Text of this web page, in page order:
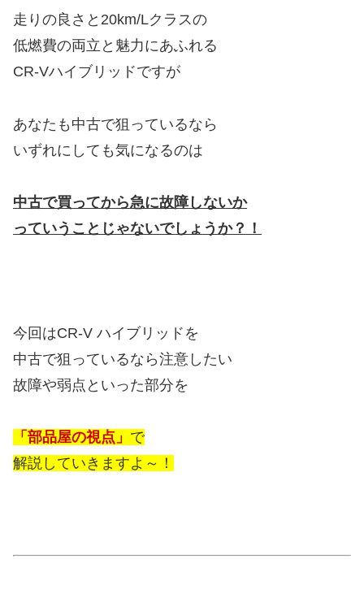
走りの良さと20km/Lクラスの
低燃費の両立と魅力にあふれる
CR-Vハイブリッドですが
あなたも中古で狙っているなら
いずれにしても気になるのは
中古で買ってから急に故障しないか
っていうことじゃないでしょうか？！
今回はCR-V ハイブリッドを
中古で狙っているなら注意したい
故障や弱点といった部分を
「部品屋の視点」 で
解説していきますよ～！